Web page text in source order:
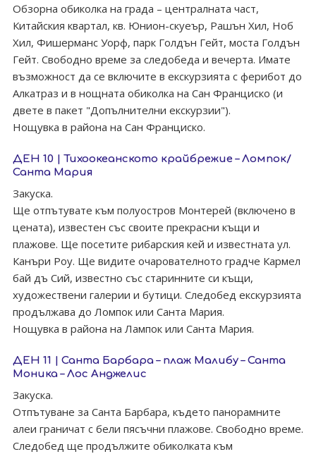
Обзорна обиколка на града – централната част,
Китайския квартал, кв. Юнион-скуеър, Рашън Хил, Ноб
Хил, Фишерманс Уорф, парк Голдън Гейт, моста Голдън
Гейт. Свободно време за следобеда и вечерта. Имате
възможност да се включите в екскурзията с ферибот до
Алкатраз и в нощната обиколка на Сан Франциско (и
двете в пакет "Допълнителни екскурзии").
Нощувка в района на Сан Франциско.
ДЕН 10 | Тихоокеанското крайбрежие – Ломпок/
Санта Мария
Закуска.
Ще отпътувате към полуостров Монтерей (включено в
цената), известен със своите прекрасни къщи и
плажове. Ще посетите рибарския кей и известната ул.
Канъри Роу. Ще видите очарователното градче Кармел
бай дъ Сий, известно със старинните си къщи,
художествени галерии и бутици. Следобед екскурзията
продължава до Ломпок или Санта Мария.
Нощувка в района на Лампок или Санта Мария.
ДЕН 11 | Санта Барбара – плаж Малибу – Санта
Моника – Лос Анджелис
Закуска.
Отпътуване за Санта Барбара, където панорамните
алеи граничат с бели пясъчни плажове. Свободно време.
Следобед ще продължите обиколката към